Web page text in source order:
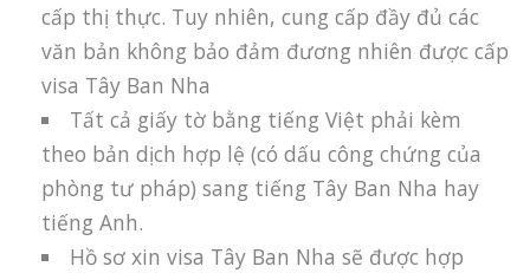
cấp thị thực. Tuy nhiên, cung cấp đầy đủ các
văn bản không bảo đảm đương nhiên được cấp
visa Tây Ban Nha
Tất cả giấy tờ bằng tiếng Việt phải kèm
theo bản dịch hợp lệ (có dấu công chứng của
phòng tư pháp) sang tiếng Tây Ban Nha hay
tiếng Anh.
Hồ sơ xin visa Tây Ban Nha sẽ được hợp